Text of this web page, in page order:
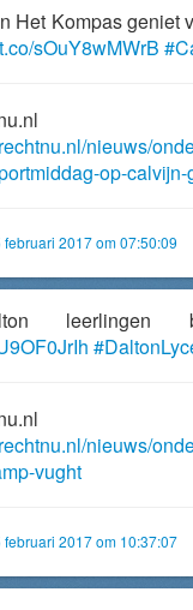
Het Kompas geniet
sOuY8wMWrB
nieuws/
op-
2017 om 07:50:09
leerlingen
nieuws/
vught
2017 om 10:37:07